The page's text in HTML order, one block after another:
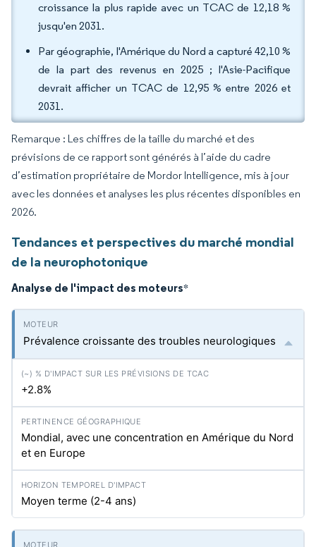
croissance la plus rapide avec un TCAC de 12,18 %
jusqu'en 2031.
Par géographie, l'Amérique du Nord a capturé 42,10 %
de la part des revenus en 2025 ; l'Asie-Pacifique
devrait afficher un TCAC de 12,95 % entre 2026 et
2031.
Remarque : Les chiffres de la taille du marché et des
prévisions de ce rapport sont générés à l’aide du cadre
d’estimation propriétaire de Mordor Intelligence, mis à jour
avec les données et analyses les plus récentes disponibles en
2026.
Tendances et perspectives du marché mondial
de la neurophotonique
Analyse de l'impact des moteurs*
Prévalence croissante des troubles neurologiques
+2.8%
Mondial, avec une concentration en Amérique du Nord
et en Europe
Moyen terme (2-4 ans)